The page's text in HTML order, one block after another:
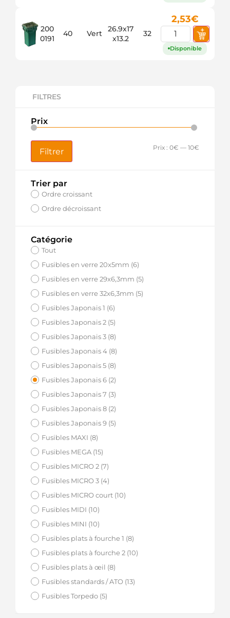
FILTRES
Prix
Filtrer Prix : 0€ — 10€
Trier par
Ordre croissant
Ordre décroissant
Catégorie
Tout
Fusibles en verre 20x5mm (6)
Fusibles en verre 29x6,3mm (5)
Fusibles en verre 32x6,3mm (5)
Fusibles Japonais 1 (6)
Fusibles Japonais 2 (5)
Fusibles Japonais 3 (8)
Fusibles Japonais 4 (8)
Fusibles Japonais 5 (8)
Fusibles Japonais 6 (2)
Fusibles Japonais 7 (3)
Fusibles Japonais 8 (2)
Fusibles Japonais 9 (5)
Fusibles MAXI (8)
Fusibles MEGA (15)
Fusibles MICRO 2 (7)
Fusibles MICRO 3 (4)
Fusibles MICRO court (10)
Fusibles MIDI (10)
Fusibles MINI (10)
Fusibles plats à fourche 1 (8)
Fusibles plats à fourche 2 (10)
Fusibles plats à œil (8)
Fusibles standards / ATO (13)
Fusibles Torpedo (5)
200
0191
40 Vert
26.9x17
x13.2
32
2,53€
Disponible